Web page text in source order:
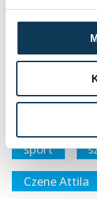
is
– zárta
sport
Czene Attila